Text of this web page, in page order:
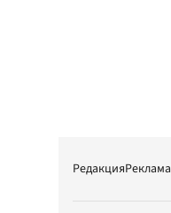
РедакцияРеклама